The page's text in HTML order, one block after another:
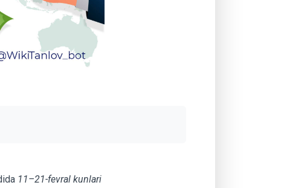
11–21-fevral kunlari